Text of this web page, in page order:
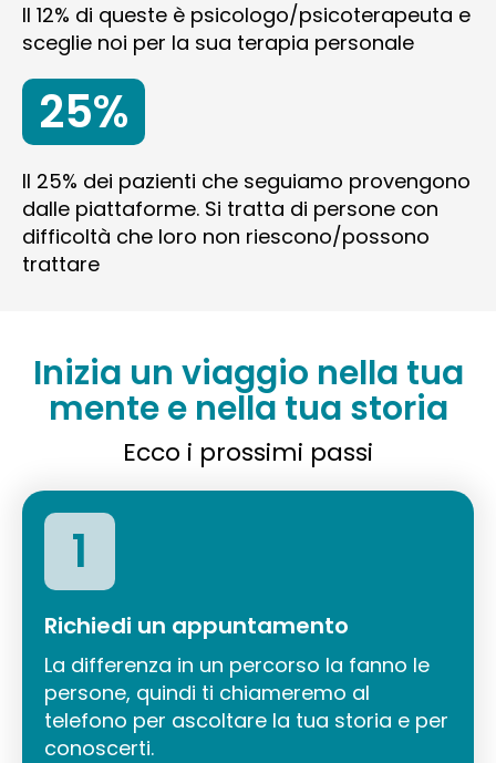
Il 12% di queste è psicologo/psicoterapeuta e
sceglie noi per la sua terapia personale
25%
Il 25% dei pazienti che seguiamo provengono
dalle piattaforme. Si tratta di persone con
difficoltà che loro non riescono/possono
trattare
Inizia un viaggio nella tua
mente e nella tua storia
Ecco i prossimi passi
1
Richiedi un appuntamento
La differenza in un percorso la fanno le
persone, quindi ti chiameremo al
telefono per ascoltare la tua storia e per
conoscerti.